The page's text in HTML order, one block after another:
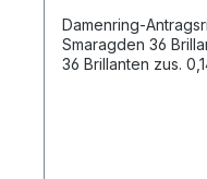
Damenring-
Smaragden 36
36 Brillanten zus.